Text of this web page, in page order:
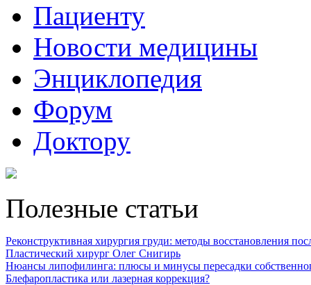
Пациенту
Новости медицины
Энциклопедия
Форум
Доктору
Полезные статьи
Реконструктивная хирургия груди: методы восстановления
Пластический хирург Олег Снигирь
Нюансы липофилинга: плюсы и минусы пересадки
Блефаропластика или лазерная коррекция?